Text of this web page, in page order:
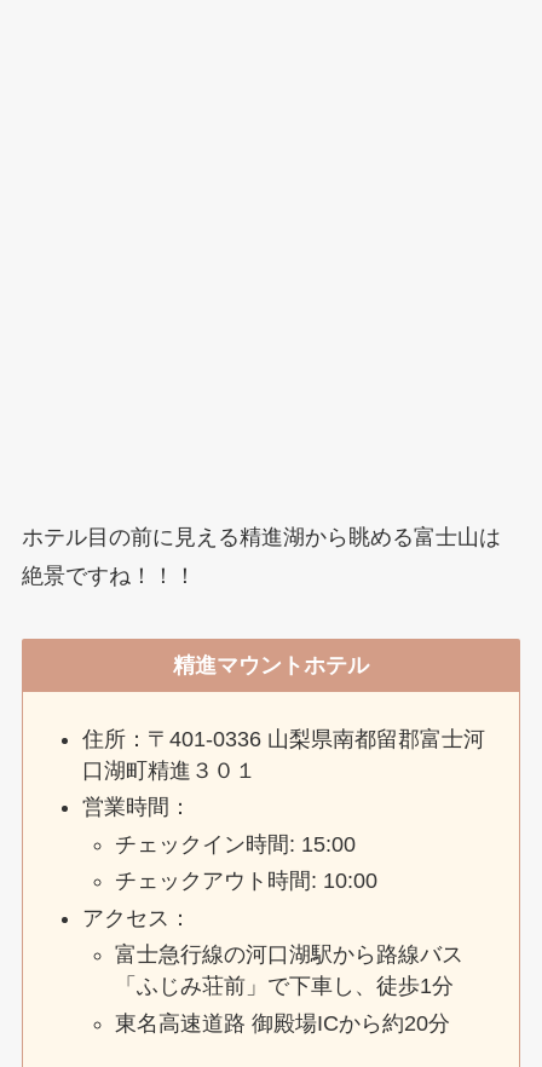
ホテル目の前に見える精進湖から眺める富士山は
絶景ですね！！！
精進マウントホテル
住所：〒401-0336 山梨県南都留郡富士河
口湖町精進３０１
営業時間：
チェックイン時間: 15:00
チェックアウト時間: 10:00
アクセス：
富士急行線の河口湖駅から路線バス
「ふじみ荘前」で下車し、徒歩1分
東名高速道路 御殿場ICから約20分